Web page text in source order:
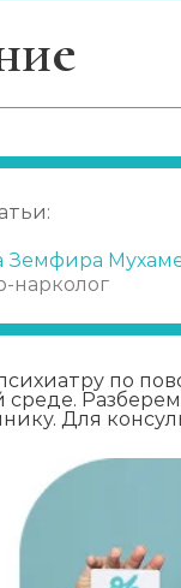
Земфира
нарколог
по
среде.
Для